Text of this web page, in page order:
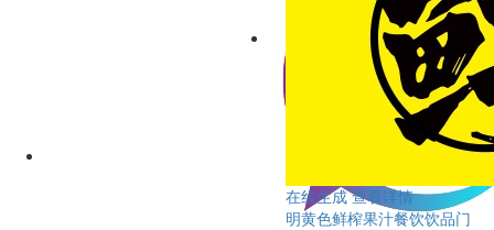
在线生成 查看详情
明黄色鲜榨果汁餐饮饮品门